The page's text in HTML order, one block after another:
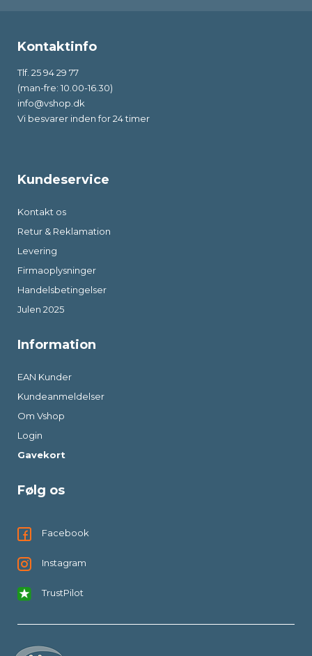
Kontaktinfo
Tlf. 25 94 29 77
(man-fre: 10.00-16.30)
info@vshop.dk
Vi besvarer inden for 24 timer
Kundeservice
Kontakt os
Retur & Reklamation
Levering
Firmaoplysninger
Handelsbetingelser
Julen 2025
Information
EAN Kunder
Kundeanmeldelser
Om Vshop
Login
Gavekort
Følg os
Facebook
Instagram
TrustPilot